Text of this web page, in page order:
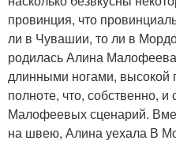
провинция, что
ли в Чувашии, то ли в
родилась Алина
длинными ногами, высокой
полноте, что, собственно,
Малофеевых сценарий.
на швею, Алина уехала В